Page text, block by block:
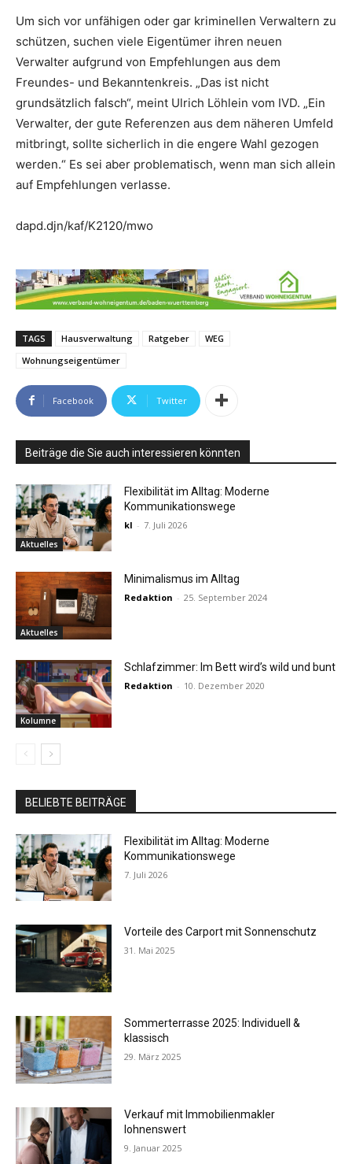
Um sich vor unfähigen oder gar kriminellen Verwaltern zu
schützen, suchen viele Eigentümer ihren neuen
Verwalter aufgrund von Empfehlungen aus dem
Freundes- und Bekanntenkreis. „Das ist nicht
grundsätzlich falsch“, meint Ulrich Löhlein vom IVD. „Ein
Verwalter, der gute Referenzen aus dem näheren Umfeld
mitbringt, sollte sicherlich in die engere Wahl gezogen
werden.“ Es sei aber problematisch, wenn man sich allein
auf Empfehlungen verlasse.
dapd.djn/kaf/K2120/mwo
TAGS Hausverwaltung Ratgeber
WEG
Wohnungseigentümer
Facebook Twitter
Beiträge die Sie auch interessieren könnten
Aktuelles
Flexibilität im Alltag: Moderne
Kommunikationswege
kl - 7. Juli 2026
Aktuelles
Minimalismus im Alltag
Redaktion - 25. September 2024
Kolumne
Schlafzimmer: Im Bett wird’s wild und bunt
Redaktion - 10. Dezember 2020
BELIEBTE BEITRÄGE
Flexibilität im Alltag: Moderne
Kommunikationswege
7. Juli 2026
Vorteile des Carport mit Sonnenschutz
31. Mai 2025
Sommerterrasse 2025: Individuell &
klassisch
29. März 2025
Verkauf mit Immobilienmakler
lohnenswert
9. Januar 2025